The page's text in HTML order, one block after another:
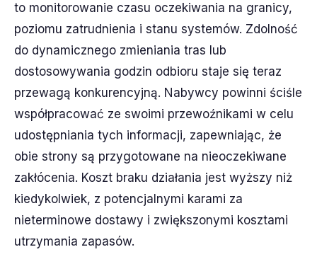
to monitorowanie czasu oczekiwania na granicy,
poziomu zatrudnienia i stanu systemów. Zdolność
do dynamicznego zmieniania tras lub
dostosowywania godzin odbioru staje się teraz
przewagą konkurencyjną. Nabywcy powinni ściśle
współpracować ze swoimi przewoźnikami w celu
udostępniania tych informacji, zapewniając, że
obie strony są przygotowane na nieoczekiwane
zakłócenia. Koszt braku działania jest wyższy niż
kiedykolwiek, z potencjalnymi karami za
nieterminowe dostawy i zwiększonymi kosztami
utrzymania zapasów.